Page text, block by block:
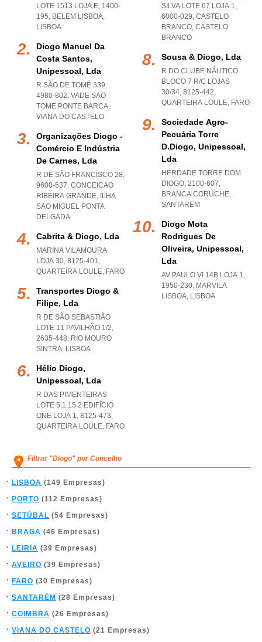
LOTE 1513 LOJA E, 1400-
195, BELEM LISBOA,
LISBOA
Diogo Manuel Da
Costa Santos,
Unipessoal, Lda
R SÃO DE TOMÉ 339,
4980-802, VADE SAO
TOME PONTE BARCA,
VIANA DO CASTELO
Organizações Diogo -
Comércio E Indústria
De Carnes, Lda
R DE SÃO FRANCISCO 28,
9600-537, CONCEICAO
RIBEIRA GRANDE, ILHA
SAO MIGUEL PONTA
DELGADA
Cabrita & Diogo, Lda
MARINA VILAMOURA
LOJA 30, 8125-401,
QUARTEIRA LOULE, FARO
Transportes Diogo &
Filipe, Lda
R DE SÃO SEBASTIÃO
LOTE 11 PAVILHÃO 1/2,
2635-448, RIO MOURO
SINTRA, LISBOA
Hélio Diogo,
Unipessoal, Lda
R DAS PIMENTEIRAS
LOTE 5.1.15.2 EDIFÍCIO
ONE LOJA 1, 8125-473,
QUARTEIRA LOULE, FARO
SILVA LOTE 67 LOJA 1,
6000-029, CASTELO
BRANCO, CASTELO
BRANCO
Sousa & Diogo, Lda
R DO CLUBE NÁUTICO
BLOCO 7 R/C LOJAS
30/34, 8125-442,
QUARTEIRA LOULE, FARO
Sociedade Agro-
Pecuária Torre
D.diogo, Unipessoal,
Lda
HERDADE TORRE DOM
DIOGO, 2100-607,
BRANCA CORUCHE,
SANTAREM
Diogo Mota
Rodrigues De
Oliveira, Unipessoal,
Lda
AV PAULO VI 14B LOJA 1,
1950-230, MARVILA
LISBOA, LISBOA
Filtrar "Diogo" por Concelho
LISBOA (149 Empresas)
PORTO (112 Empresas)
SETÚBAL (54 Empresas)
BRAGA (46 Empresas)
LEIRIA (39 Empresas)
AVEIRO (39 Empresas)
FARO (30 Empresas)
SANTARÉM (28 Empresas)
COIMBRA (26 Empresas)
VIANA DO CASTELO (21 Empresas)